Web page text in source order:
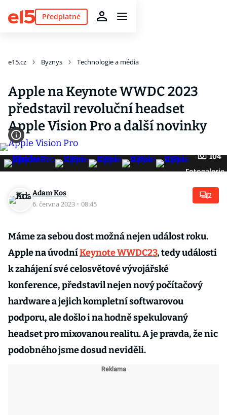
Předplatné
e15.cz Byznys Technologie a média
Apple na Keynote WWDC 2023
představil revoluční headset
Apple Vision Pro a další novinky
104
Fotogalerie
Adam Kos
6. června 2023 · 08:45
2
Máme za sebou dost možná nejen událost roku.
Apple na úvodníKeynote WWDC23, tedy události
k zahájení své celosvětové vývojářské
konference, představil nejen nový počítačový
hardware a jejich kompletní softwarovou
podporu, ale došlo i na hodně spekulovaný
headset pro mixovanou realitu. A je pravda, že nic
podobného jsme dosud neviděli.